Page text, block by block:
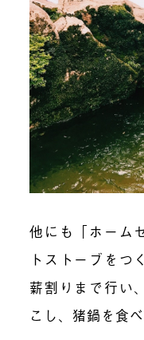
他にも「ホーム
トストーブをつ
薪割りまで行い
こし、猪鍋を食べ